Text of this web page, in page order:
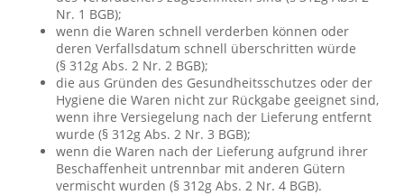
Nr. 1 BGB);
wenn die Waren schnell verderben können oder
deren Verfallsdatum schnell überschritten würde
(§ 312g Abs. 2 Nr. 2 BGB);
die aus Gründen des Gesundheitsschutzes oder der
Hygiene die Waren nicht zur Rückgabe geeignet sind,
wenn ihre Versiegelung nach der Lieferung entfernt
wurde (§ 312g Abs. 2 Nr. 3 BGB);
wenn die Waren nach der Lieferung aufgrund ihrer
Beschaffenheit untrennbar mit anderen Gütern
vermischt wurden (§ 312g Abs. 2 Nr. 4 BGB).